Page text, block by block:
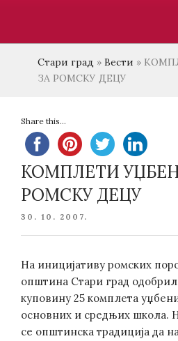
Стари град » Вести »
ЗА РОМСКУ ДЕЦУ
Share this...
КОМПЛЕТИ
РОМСКУ ДЕЦУ
POSTED
30. 10. 2007.
На иницијативу ромских
општина Стари град
куповину 25 комплета
основних и средњих школа.
се општинска традиција да